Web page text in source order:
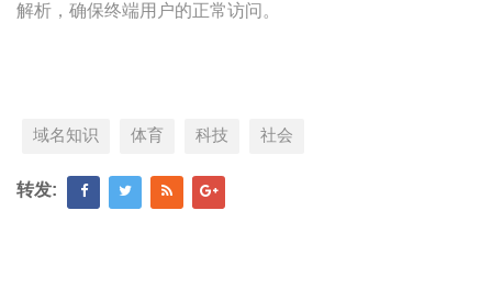
解析，确保终端用户的正常访问。
域名知识 体育 科技 社会
转发: